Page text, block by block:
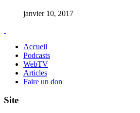
janvier 10, 2017
Accueil
Podcasts
WebTV
Articles
Faire un don
Site